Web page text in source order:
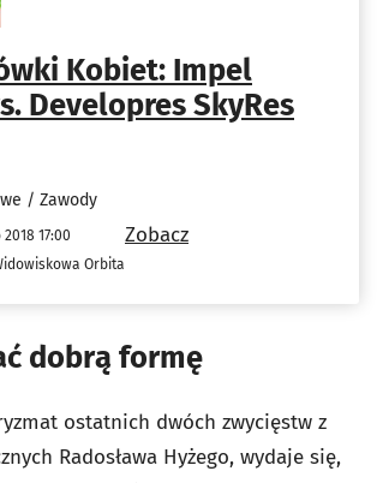
Kobiet: Impel
Developres SkyRes
/ Zawody
17:00
Orbita
Zobacz
dobrą formę
ostatnich dwóch zwycięstw z
Radosława Hyżego, wydaje się,